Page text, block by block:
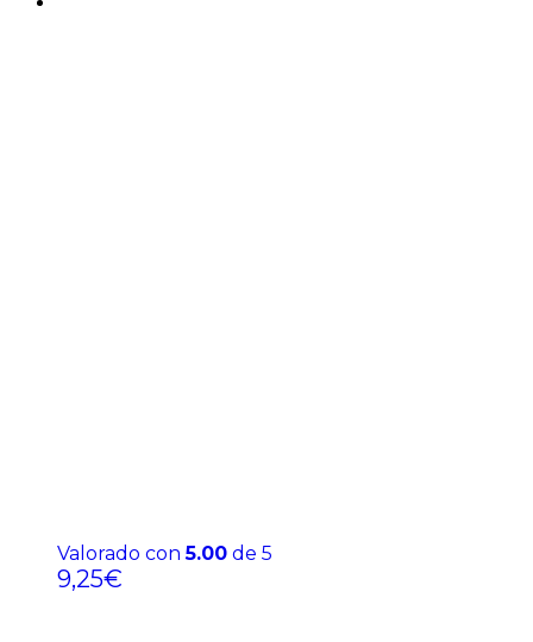
Valorado con5.00 de 5
9,25€